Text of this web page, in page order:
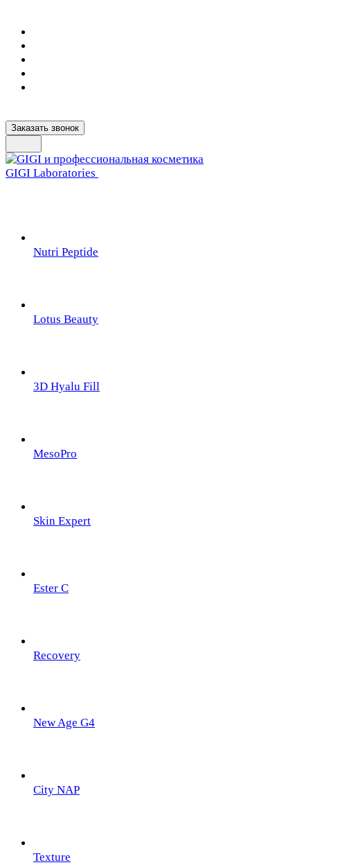
Заказать звонок
GIGI Laboratories
Nutri Peptide
Lotus Beauty
3D Hyalu Fill
MesoPro
Skin Expert
Ester C
Recovery
New Age G4
City NAP
Texture